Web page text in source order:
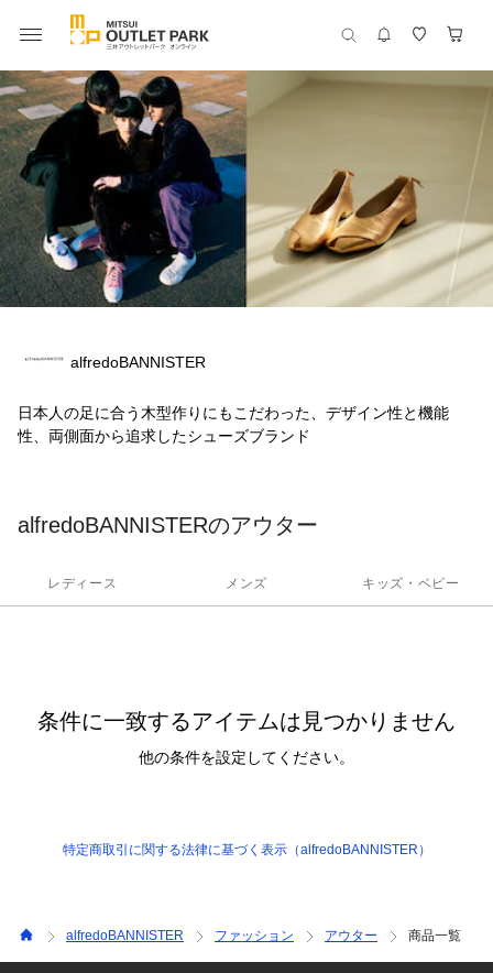
alfredoBANNISTER
日本人の足に合う木型作りにもこだわった、デザイン性と機能
性、両側面から追求したシューズブランド
alfredoBANNISTERのアウター
レディース メンズ キッズ・ベビー
条件に一致するアイテムは見つかりません
他の条件を設定してください。
特定商取引に関する法律に基づく表示（alfredoBANNISTER）
alfredoBANNISTER ファッション アウター 商品一覧